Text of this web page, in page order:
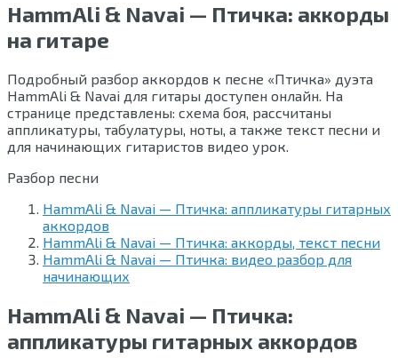
HammAli & Navai — Птичка: аккорды
на гитаре
Подробный разбор аккордов к песне «Птичка» дуэта
HammAli & Navai для гитары доступен онлайн. На
странице представлены: схема боя, рассчитаны
аппликатуры, табулатуры, ноты, а также текст песни и
для начинающих гитаристов видео урок.
Разбор песни
HammAli & Navai — Птичка: аппликатуры гитарных
аккордов
HammAli & Navai — Птичка: аккорды, текст песни
HammAli & Navai — Птичка: видео разбор для
начинающих
HammAli & Navai — Птичка:
аппликатуры гитарных аккордов